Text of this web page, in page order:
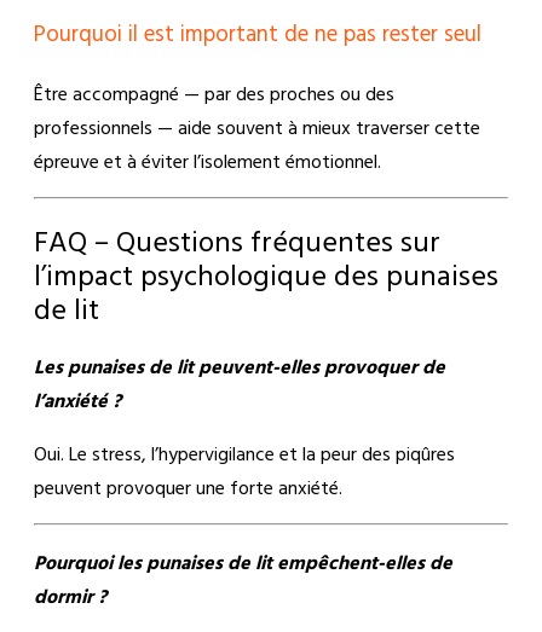
Pourquoi il est important de ne pas rester seul
Être accompagné — par des proches ou des
professionnels — aide souvent à mieux traverser cette
épreuve et à éviter l’isolement émotionnel.
FAQ – Questions fréquentes sur
l’impact psychologique des punaises
de lit
Les punaises de lit peuvent-elles provoquer de
l’anxiété ?
Oui. Le stress, l’hypervigilance et la peur des piqûres
peuvent provoquer une forte anxiété.
Pourquoi les punaises de lit empêchent-elles de
dormir ?